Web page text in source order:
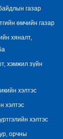
газар
өмчийн газар
хяналт,
хэмжил зүйн
хэлтэс
хэлтэс
хэлтэс
орчны